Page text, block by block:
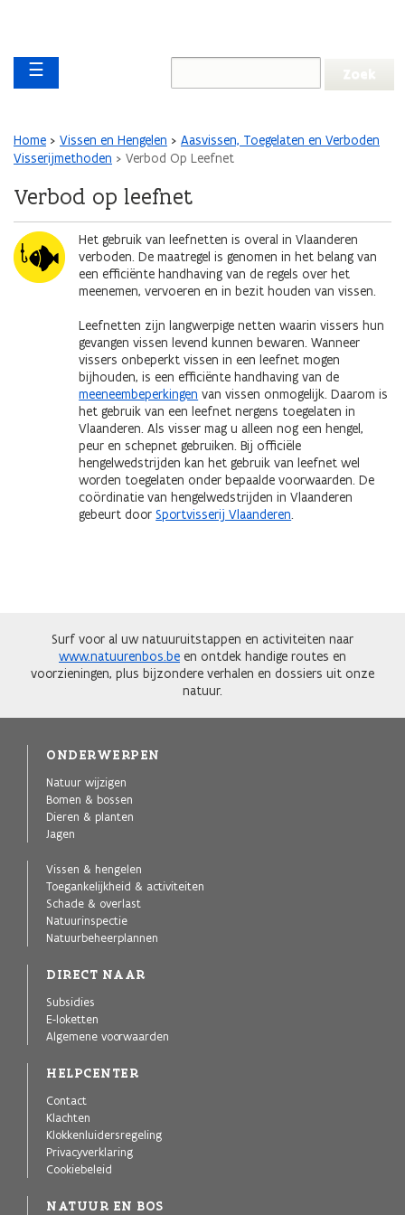
gaan
Main navigation
☰
Kruimelpad
Home Vissen en Hengelen
Aasvissen, Toegelaten en Verboden
Visserijmethoden
Verbod Op Leefnet
Verbod op leefnet
AfbeeldingHet gebruik van leefnetten is overal in Vlaanderen
verboden. De maatregel is genomen in het belang van
een efficiënte handhaving van de regels over het
meenemen, vervoeren en in bezit houden van vissen.
Leefnetten zijn langwerpige netten waarin vissers hun
gevangen vissen levend kunnen bewaren. Wanneer
vissers onbeperkt vissen in een leefnet mogen
bijhouden, is een efficiënte handhaving van de
meeneembeperkingen van vissen onmogelijk. Daarom is
het gebruik van een leefnet nergens toegelaten in
Vlaanderen. Als visser mag u alleen nog een hengel,
peur en schepnet gebruiken. Bij officiële
hengelwedstrijden kan het gebruik van leefnet wel
worden toegelaten onder bepaalde voorwaarden. De
coördinatie van hengelwedstrijden in Vlaanderen
gebeurt doorSportvisserij Vlaanderen.
Surf voor al uw natuuruitstappen en activiteiten naar
www.natuurenbos.be en ontdek handige routes en
voorzieningen, plus bijzondere verhalen en dossiers uit onze
natuur.
ONDERWERPEN
Natuur wijzigen
Bomen & bossen
Dieren & planten
Jagen
Vissen & hengelen
Toegankelijkheid & activiteiten
Schade & overlast
Natuurinspectie
Natuurbeheerplannen
DIRECT NAAR
Subsidies
E-loketten
Algemene voorwaarden
HELPCENTER
Contact
Klachten
Klokkenluidersregeling
Privacyverklaring
Cookiebeleid
NATUUR EN BOS